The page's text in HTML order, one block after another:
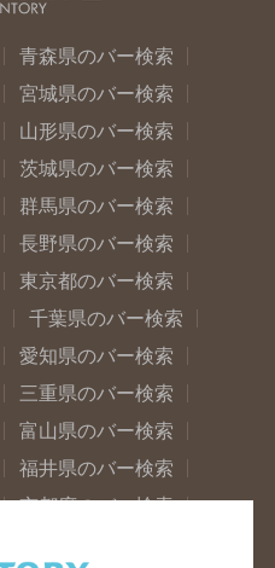
青森県のバー検索
宮城県のバー検索
山形県のバー検索
茨城県のバー検索
群馬県のバー検索
長野県のバー検索
東京都のバー検索
千葉県のバー検索
愛知県のバー検索
三重県のバー検索
富山県のバー検索
福井県のバー検索
京都府のバー検索